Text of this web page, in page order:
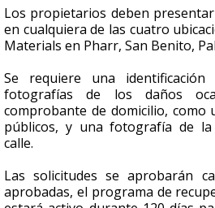
Los propietarios deben
en cualquiera de las cuatro
Materials en Pharr, San Benito,
Se requiere una
fotografías de los daños
comprobante de domicilio, como
públicos, y una fotografía de la
calle.
Las solicitudes se aprobarán
aprobadas, el programa de